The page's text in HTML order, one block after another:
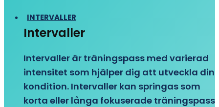
INTERVALLER
Intervaller
Intervaller är träningspass med varierad
intensitet som hjälper dig att utveckla din
kondition. Intervaller kan springas som
korta eller långa fokuserade träningspass